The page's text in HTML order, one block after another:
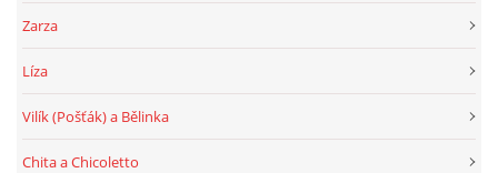
Zarza
Líza
Vilík (Pošťák) a Bělinka
Chita a Chicoletto